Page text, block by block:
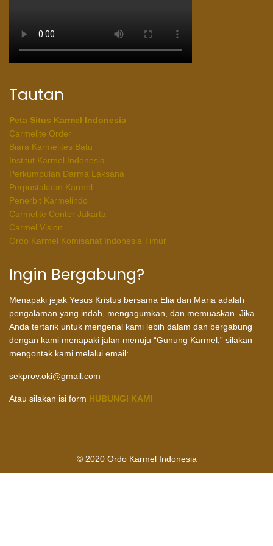
Tautan
Peta Situs Karmel Indonesia
Carmelite Order
Biara Karmelites Batu
Institut Karmel Indonesia
Perkumpulan Darma Laksana
Perpustakaan Karmel
Penerbit Karmelindo
Carmelite Center Jakarta
Carmel Vision
Ordo Karmel Komisariat Indonesia Timur
Ingin Bergabung?
Menapaki jejak Yesus Kristus bersama Elia dan Maria adalah
pengalaman yang indah, mengagumkan, dan memuaskan. Jika
Anda tertarik untuk mengenal kami lebih dalam dan bergabung
dengan kami menapaki jalan menuju “Gunung Karmel,” silakan
mengontak kami melalui email:
sekprov.oki@gmail.com
Atau silakan isi form HUBUNGI KAMI
© 2020 Ordo Karmel Indonesia